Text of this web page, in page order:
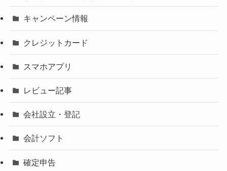
キャンペーン情報
クレジットカード
スマホアプリ
レビュー記事
会社設立・登記
会計ソフト
確定申告